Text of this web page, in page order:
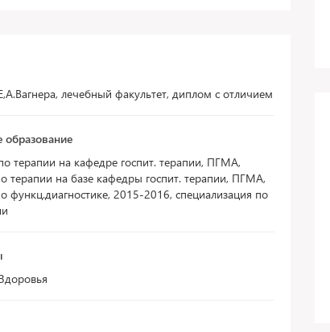
лечебный факультет, диплом с отличием
образование
терапии на кафедре госпит. терапии, ПГМА,
терапии на базе кафедры госпит. терапии, ПГМА,
функц.диагностике, 2015-2016, специализация по